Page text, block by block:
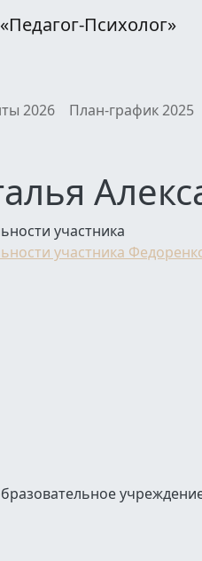
Психолог»
2026 План-график 2025
участника
участника